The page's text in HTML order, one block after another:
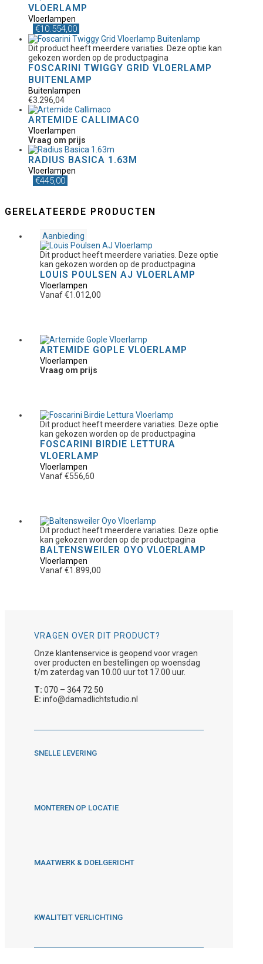
VLOERLAMP
Vloerlampen
€10.554,00
Dit product heeft meerdere variaties. Deze optie kan
gekozen worden op de productpagina
FOSCARINI TWIGGY GRID VLOERLAMP
BUITENLAMP
Buitenlampen
€3.296,04
ARTEMIDE CALLIMACO
Vloerlampen
Vraag om prijs
RADIUS BASICA 1.63M
Vloerlampen
€445,00
GERELATEERDE PRODUCTEN
Aanbieding
Dit product heeft meerdere variaties. Deze optie
kan gekozen worden op de productpagina
LOUIS POULSEN AJ VLOERLAMP
Vloerlampen
Vanaf€1.012,00
ARTEMIDE GOPLE VLOERLAMP
Vloerlampen
Vraag om prijs
Dit product heeft meerdere variaties. Deze optie
kan gekozen worden op de productpagina
FOSCARINI BIRDIE LETTURA
VLOERLAMP
Vloerlampen
Vanaf€556,60
Dit product heeft meerdere variaties. Deze optie
kan gekozen worden op de productpagina
BALTENSWEILER OYO VLOERLAMP
Vloerlampen
Vanaf€1.899,00
VRAGEN OVER DIT PRODUCT?
Onze klantenservice is geopend voor vragen
over producten en bestellingen op woensdag
t/m zaterdag van 10.00 uur tot 17.00 uur.
T: 070 – 364 72 50
E: info@damadlichtstudio.nl
SNELLE LEVERING
MONTEREN OP LOCATIE
MAATWERK & DOELGERICHT
KWALITEIT VERLICHTING